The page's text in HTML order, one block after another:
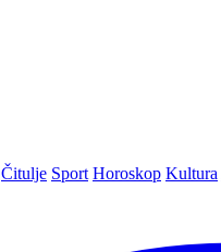
Čitulje Sport Horoskop Kultura